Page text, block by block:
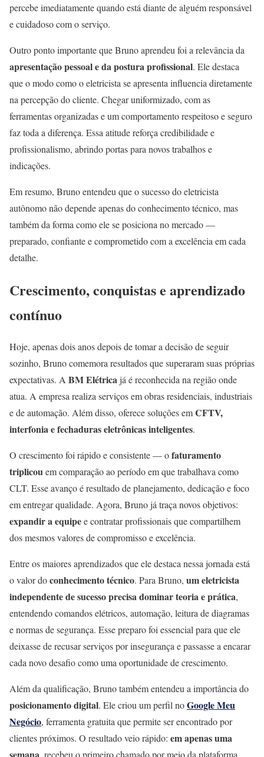
percebe imediatamente quando está diante de alguém responsável
e cuidadoso com o serviço.
Outro ponto importante que Bruno aprendeu foi a relevância da
apresentação pessoal e da postura profissional. Ele destaca
que o modo como o eletricista se apresenta influencia diretamente
na percepção do cliente. Chegar uniformizado, com as
ferramentas organizadas e um comportamento respeitoso e seguro
faz toda a diferença. Essa atitude reforça credibilidade e
profissionalismo, abrindo portas para novos trabalhos e
indicações.
Em resumo, Bruno entendeu que o sucesso do eletricista
autônomo não depende apenas do conhecimento técnico, mas
também da forma como ele se posiciona no mercado —
preparado, confiante e comprometido com a excelência em cada
detalhe.
Crescimento, conquistas e aprendizado
contínuo
Hoje, apenas dois anos depois de tomar a decisão de seguir
sozinho, Bruno comemora resultados que superaram suas próprias
expectativas. A BM Elétricajá é reconhecida na região onde
atua. A empresa realiza serviços em obras residenciais, industriais
e de automação. Além disso, oferece soluções emCFTV,
interfonia e fechaduras eletrônicas inteligentes.
O crescimento foi rápido e consistente — ofaturamento
triplicouem comparação ao período em que trabalhava como
CLT. Esse avanço é resultado de planejamento, dedicação e foco
em entregar qualidade. Agora, Bruno já traça novos objetivos:
expandir a equipee contratar profissionais que compartilhem
dos mesmos valores de compromisso e excelência.
Entre os maiores aprendizados que ele destaca nessa jornada está
o valor doconhecimento técnico. Para Bruno, um eletricista
independente de sucesso precisa dominar teoria e prática,
entendendo comandos elétricos, automação, leitura de diagramas
e normas de segurança. Esse preparo foi essencial para que ele
deixasse de recusar serviços por insegurança e passasse a encarar
cada novo desafio como uma oportunidade de crescimento.
Além da qualificação, Bruno também entendeu a importância do
posicionamento digital. Ele criou um perfil noGoogle Meu
Negócio, ferramenta gratuita que permite ser encontrado por
clientes próximos. O resultado veio rápido: em apenas uma